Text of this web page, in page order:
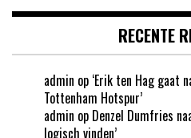
RECENTE
admin op ‘Erik ten Hag gaat
Tottenham Hotspur’
admin op Denzel Dumfries
logisch vinden’